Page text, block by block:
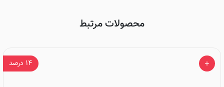
محصولات مرتبط
۱۴ درصد